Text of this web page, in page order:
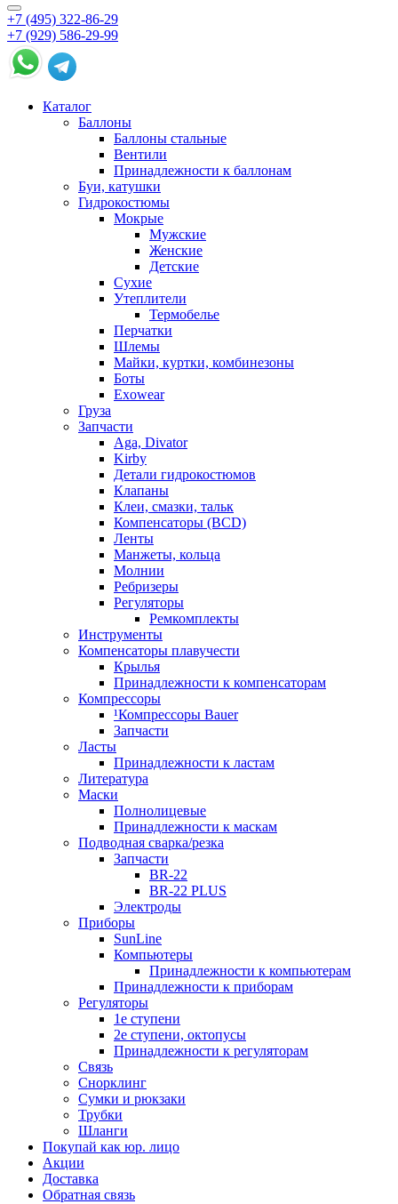
+7 (495) 322-86-29
+7 (929) 586-29-99
Каталог
Баллоны
Баллоны стальные
Вентили
Принадлежности к баллонам
Буи, катушки
Гидрокостюмы
Мокрые
Мужские
Женские
Детские
Сухие
Утеплители
Термобелье
Перчатки
Шлемы
Майки, куртки, комбинезоны
Боты
Exowear
Груза
Запчасти
Aga, Divator
Kirby
Детали гидрокостюмов
Клапаны
Клеи, смазки, тальк
Компенсаторы (BCD)
Ленты
Манжеты, кольца
Молнии
Ребризеры
Регуляторы
Ремкомплекты
Инструменты
Компенсаторы плавучести
Крылья
Принадлежности к компенсаторам
Компрессоры
¹Компрессоры Bauer
Запчасти
Ласты
Принадлежности к ластам
Литература
Маски
Полнолицевые
Принадлежности к маскам
Подводная сварка/резка
Запчасти
BR-22
BR-22 PLUS
Электроды
Приборы
SunLine
Компьютеры
Принадлежности к компьютерам
Принадлежности к приборам
Регуляторы
1е ступени
2е ступени, октопусы
Принадлежности к регуляторам
Связь
Снорклинг
Сумки и рюкзаки
Трубки
Шланги
Покупай как юр. лицо
Акции
Доставка
Обратная связь